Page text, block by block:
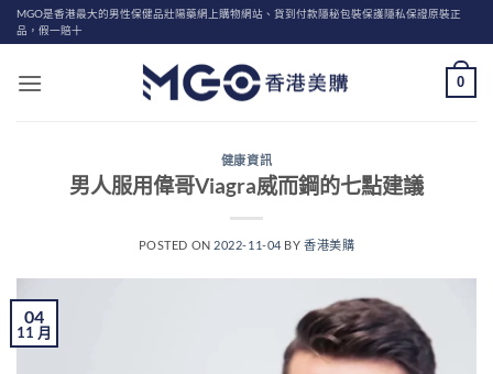
Skip
to
MGO是香港最大的男性保健品壯陽藥網上購物網站、貨到付款隱秘包裝保護隱私保證原裝正
品，假一賠十
0
健康資訊
男人服用偉哥Viagra威而鋼的七點建議
POSTED ON 2022-11-04 BY香港美購
04
11 月